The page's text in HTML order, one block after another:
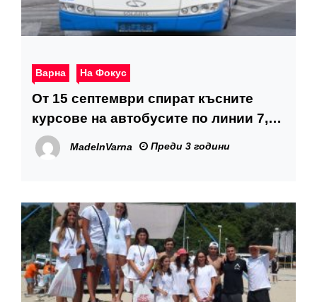
Варна На Фокус
От 15 септември спират късните
курсове на автобусите по линии 7,
17, 20, 31 и 148
MadeInVarna Преди 3 години